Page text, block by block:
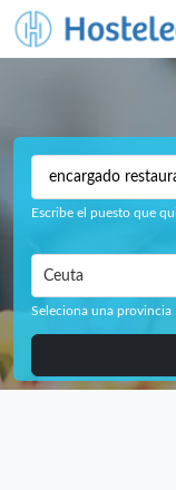
Escribe el puesto que
Ceuta
Seleciona una provincia